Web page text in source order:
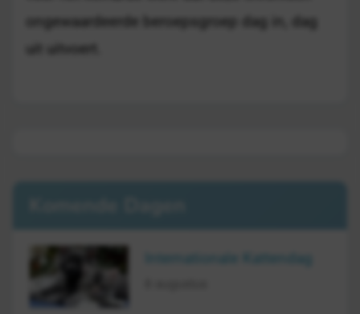
ongewaardeerde beroepsgroep dag in, dag
uit uitvoert.
Internationale Kattendag